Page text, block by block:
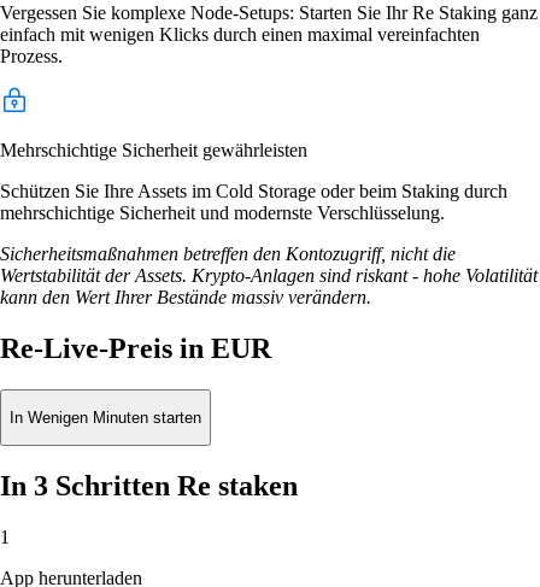
Vergessen Sie komplexe Node-Setups: Starten Sie Ihr Re Staking ganz
einfach mit wenigen Klicks durch einen maximal vereinfachten
Prozess.
Mehrschichtige Sicherheit gewährleisten
Schützen Sie Ihre Assets im Cold Storage oder beim Staking durch
mehrschichtige Sicherheit und modernste Verschlüsselung.
Sicherheitsmaßnahmen betreffen den Kontozugriff, nicht die
Wertstabilität der Assets. Krypto-Anlagen sind riskant - hohe Volatilität
kann den Wert Ihrer Bestände massiv verändern.
Re-Live-Preis in EUR
In Wenigen Minuten starten
In 3 Schritten Re staken
1
App herunterladen